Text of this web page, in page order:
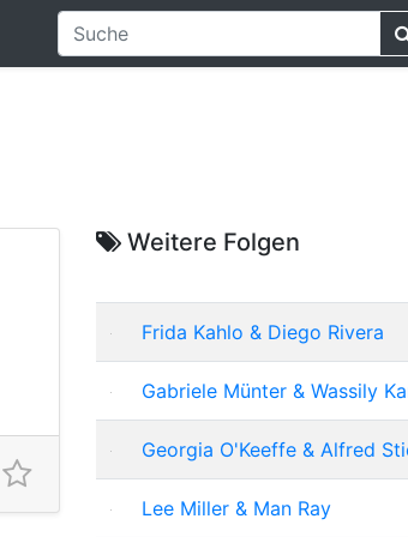
Weitere Folgen
Frida Kahlo & Diego Rivera
Gabriele Münter & Wassily
Georgia O'Keeffe & Alfred
Lee Miller & Man Ray